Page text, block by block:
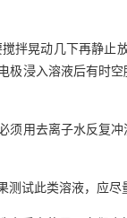
拌晃动几下再静止
极浸入溶液后有时
须用去离子水反复
测试此类溶液，应尽